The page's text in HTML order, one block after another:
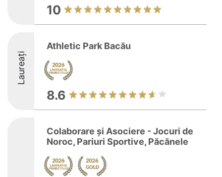
10
Laureați
Athletic Park Bacău
8.6
Colaborare și Asociere - Jocuri de
Noroc, Pariuri Sportive, Păcănele